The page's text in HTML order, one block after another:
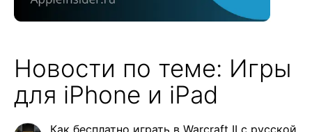
Новости по теме: Игры
для iPhone и iPad